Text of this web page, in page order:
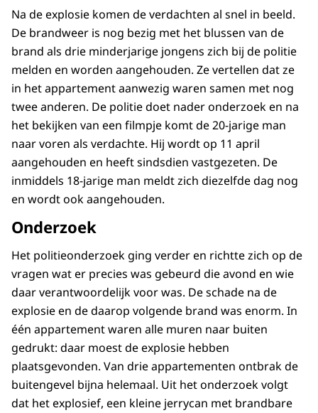
Na de explosie komen de verdachten al snel in beeld.
De brandweer is nog bezig met het blussen van de
brand als drie minderjarige jongens zich bij de politie
melden en worden aangehouden. Ze vertellen dat ze
in het appartement aanwezig waren samen met nog
twee anderen. De politie doet nader onderzoek en na
het bekijken van een filmpje komt de 20-jarige man
naar voren als verdachte. Hij wordt op 11 april
aangehouden en heeft sindsdien vastgezeten. De
inmiddels 18-jarige man meldt zich diezelfde dag nog
en wordt ook aangehouden.
Onderzoek
Het politieonderzoek ging verder en richtte zich op de
vragen wat er precies was gebeurd die avond en wie
daar verantwoordelijk voor was. De schade na de
explosie en de daarop volgende brand was enorm. In
één appartement waren alle muren naar buiten
gedrukt: daar moest de explosie hebben
plaatsgevonden. Van drie appartementen ontbrak de
buitengevel bijna helemaal. Uit het onderzoek volgt
dat het explosief, een kleine jerrycan met brandbare